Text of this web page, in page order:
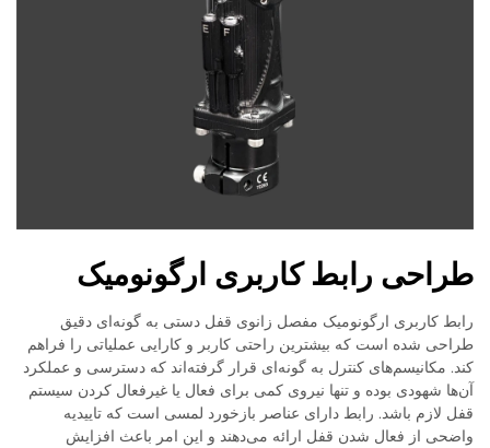
طراحی رابط کاربری ارگونومیک
رابط کاربری ارگونومیک مفصل زانوی قفل دستی به گونه‌ای دقیق
طراحی شده است که بیشترین راحتی کاربر و کارایی عملیاتی را فراهم
کند. مکانیسم‌های کنترل به گونه‌ای قرار گرفته‌اند که دسترسی و عملکرد
آن‌ها شهودی بوده و تنها نیروی کمی برای فعال یا غیرفعال کردن سیستم
قفل لازم باشد. رابط دارای عناصر بازخورد لمسی است که تاییدیه
واضحی از فعال شدن قفل ارائه می‌دهند و این امر باعث افزایش